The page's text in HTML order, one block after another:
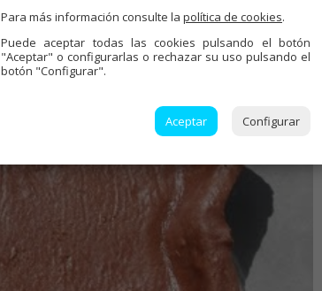
Para más información consulte la política de cookies.
Puede aceptar todas las cookies pulsando el botón
"Aceptar" o configurarlas o rechazar su uso pulsando el
botón "Configurar".
Aceptar Configurar